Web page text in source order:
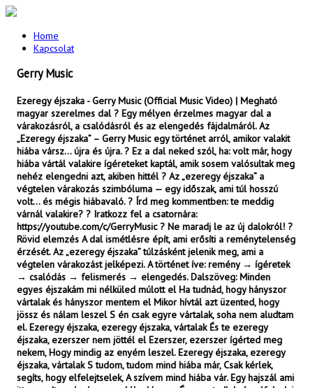
Home
Kapcsolat
Gerry Music
Ezeregy éjszaka - Gerry Music (Official Music Video) | Megható
magyar szerelmes dal ? Egy mélyen érzelmes magyar dal a
várakozásról, a csalódásról és az elengedés fájdalmáról. Az
„Ezeregy éjszaka” – Gerry Music egy történet arról, amikor valakit
hiába vársz… újra és újra. ? Ez a dal neked szól, ha: volt már, hogy
hiába vártál valakire ígéreteket kaptál, amik sosem valósultak meg
nehéz elengedni azt, akiben hittél ? Az „ezeregy éjszaka” a
végtelen várakozás szimbóluma — egy időszak, ami túl hosszú
volt… és mégis hiábavaló. ? Írd meg kommentben: te meddig
várnál valakire? ? Iratkozz fel a csatornára:
https://youtube.com/c/GerryMusic ? Ne maradj le az új dalokról! ?
Rövid elemzés A dal ismétlésre épít, ami erősíti a reménytelenség
érzését. Az „ezeregy éjszaka” túlzásként jelenik meg, ami a
végtelen várakozást jelképezi. A történet íve: remény → ígéretek
→ csalódás → felismerés → elengedés. Dalszöveg: Minden
egyes éjszakám mi nélküled múlott el Ha tudnád, hogy hányszor
vártalak és hányszor mentem el Mikor hívtál azt üzented, hogy
jössz és nálam leszel S én csak egyre vártalak, soha nem aludtam
el. Ezeregy éjszaka, ezeregy éjszaka, vártalak És te ezeregy
éjszaka, ezerszer nem jöttél el Ezerszer, ezerszer ígérted meg
nekem, Hogy mindig az enyém leszel. Ezeregy éjszaka, ezeregy
éjszaka, vártalak S tudom, tudom mind hiába már, Csak kérlek,
segíts, hogy elfelejtselek, A szívem mind hiába vár. Egy hajszál ami